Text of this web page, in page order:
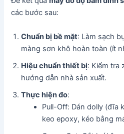
các bước sau:
Chuẩn bị bề mặt: Làm sạch
màng sơn khô hoàn toàn (ít
Hiệu chuẩn thiết bị: Kiểm tra
hướng dẫn nhà sản xuất.
Thực hiện đo:
Pull-Off: Dán dolly (đĩa
keo epoxy, kéo bằng